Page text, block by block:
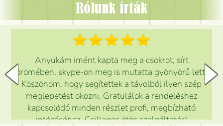
Rólunk írták
Anyukám imént kapta meg a csokrot, sírt
örömében, skype-on meg is mutatta gyönyörű lett.
Köszönöm, hogy segítettek a távolból ilyen szép
meglepetést okozni. Gratulálok a rendeléshez
kapcsolódó minden részlet profi, megbízható
intézéséhez. Csillagos ötös szolgáltatás!